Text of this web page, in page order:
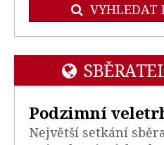
VYHLEDAT
Podzimní
Největší setkání